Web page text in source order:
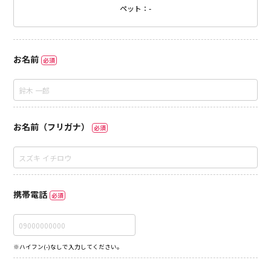
ペット：-
お名前 必須
お名前（フリガナ） 必須
携帯電話 必須
※ハイフン(-)なしで入力してください。